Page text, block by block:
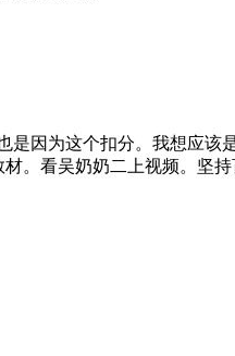
因为这个扣分。我想应该
。看吴奶奶二上视频。坚